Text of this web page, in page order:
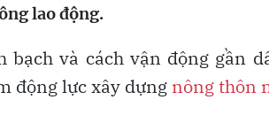
lao động.
bạch và cách vận động gần
động lực xây dựng nông thôn